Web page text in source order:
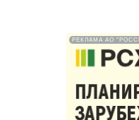
РЕКЛАМА АО